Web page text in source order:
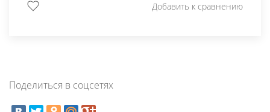
Добавить к сравнению
Поделиться в соцсетях